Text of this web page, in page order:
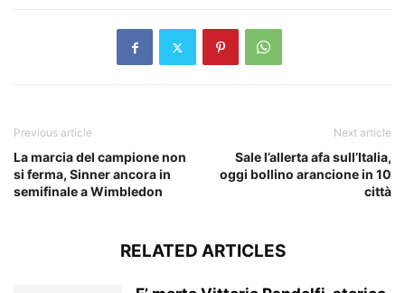
Previous article
La marcia del campione non
si ferma, Sinner ancora in
semifinale a Wimbledon
Next article
Sale l’allerta afa sull’Italia,
oggi bollino arancione in 10
città
RELATED ARTICLES